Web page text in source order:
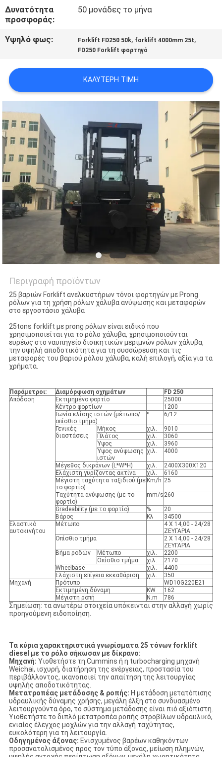
Δυνατότητα
προσφοράς:
50 μονάδες το μήνα
Υψηλό φως: Forklift FD250 50k, forklift 4000mm 25t,
FD250 Forklift φορτηγό
ΚΑΛΎΤΕΡΗ ΤΙΜΉ
Περιγραφή προϊόντων
25 βαριών Forklift ανελκυστήρων τόνοι φορτηγών με Prong
ρόλων για τη χρήση ρόλων χάλυβα ανύψωσης και μεταφορών
στο εργοστάσιο χάλυβα
25tons forklift με prong ρόλων είναι ειδικό που
χρησιμοποιείται για το ρόλο χάλυβα, χρησιμοποιούνται
ευρέως στο ναυπηγείο διοικητικών μεριμνών ρόλων χάλυβα,
την υψηλή αποδοτικότητα για τη συσσώρευση και τις
μεταφορές του βαριού ρόλου χάλυβα, καλή επιλογή, αξία για τα
χρήματα.
Παράμετροι: Διαμόρφωση οχημάτων
FD 250
Απόδοση
Εκτιμημένο φορτίο
25000
Κέντρο φορτίων
1200
Γωνία κλίσης ιστών (μέτωπο/
οπίσθιο τμήμα)
º 6/12
Γενικές
διαστάσεις
Μήκος χιλ.
9010
Πλάτος
χιλ.
3060
Ύψος
χιλ.
3960
Ύψος ανύψωσης
ιστών
χιλ. 4000
Μέγεθος δικράνων (L*W*H) χιλ.
2400X300X120
Ελάχιστη γυρίζοντας ακτίνα
χιλ.
6160
Μέγιστη ταχύτητα ταξιδιού (με
το φορτίο)
Km/h 25
Ταχύτητα ανύψωσης (με το
φορτίο)
mm/s 260
Gradeability (με το φορτίο) %
20
Βάρος
Κλ
34500
Ελαστικό
αυτοκινήτου
Μέτωπο
4 X 14,00 - 24/28
ΖΕΥΓΑΡΙΑ
Οπίσθιο τμήμα
2 X 14,00 - 24/28
ΖΕΥΓΑΡΙΑ
Βήμα ροδών
Μέτωπο χιλ.
2200
Οπίσθιο τμήμα
χιλ.
2170
Wheelbase
χιλ.
4400
Ελάχιστη επίγεια εκκαθάριση
χιλ.
350
Μηχανή
Πρότυπο
WD10G220E21
Εκτιμημένη δύναμη
KW
162
Μέγιστη ροπή
N.m 786
Σημείωση: τα ανωτέρω στοιχεία υπόκεινται στην αλλαγή χωρίς
προηγούμενη ειδοποίηση.
Τα κύρια χαρακτηριστικά γνωρίσματα 25 τόνων forklift
diesel με το ρόλο σήκωσαν με δίκρανο:
Μηχανή: Υιοθετήστε τη Cummins ή η turbocharging μηχανή
Weichai, ισχυρή, διατήρηση της ενέργειας, προστασία του
περιβάλλοντος, ικανοποιεί την απαίτηση της λειτουργίας
υψηλής αποδοτικότητας.
Μετατροπέας μετάδοσης & ροπής: Η μετάδοση μετατόπισης
υδραυλικής δύναμης χρήσης, μεγάλη έλξη στο συνδυασμένο
λειτουργούντα όρο, το σύστημα μετάδοσης είναι πιό αξιόπιστη.
Υιοθετήστε το διπλό μετατροπέα ροπής στροβίλων υδραυλικό,
ενιαίος έλεγχος μοχλών για την αλλαγή ταχύτητας,
ευκολότερη για τη λειτουργία.
Οδηγημένος άξονας: Ενισχυμένος βαρέων καθηκόντων
προσανατολισμένος προς τον τύπο άξονας, μείωση πλημνών,